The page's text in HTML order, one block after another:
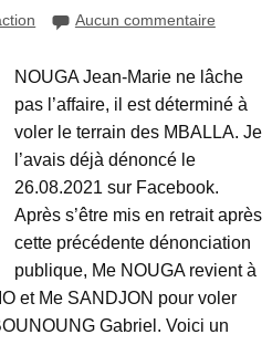
Aucun commentaire
NOUGA Jean-Marie ne lâche
pas l’affaire, il est déterminé à
voler le terrain des MBALLA. Je
l’avais déjà dénoncé le
26.08.2021 sur Facebook.
Après s’être mis en retrait après
cette précédente dénonciation
publique, Me NOUGA revient à
et Me SANDJON pour voler
Gabriel. Voici un